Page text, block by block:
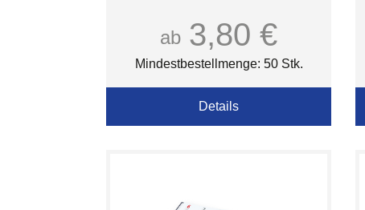
ab 3,80 €
Mindestbestellmenge: 50 Stk.
Details